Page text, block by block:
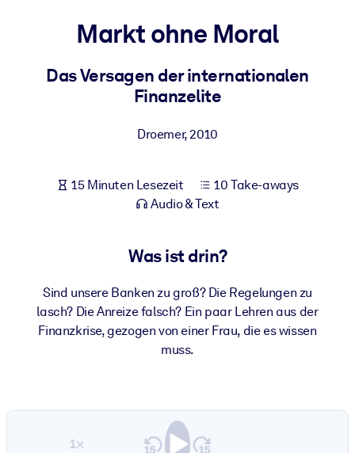
Bauen Sie eine gesunde und resiliente Belegschaft auf.
Integrieren Sie kompaktes, verifiziertes Wissen in Ihr LMS/LXP für
Für Unternehmensbibliotheken
Bereichern Sie Ihre Unternehmensbibliothek mit
Ihrer KI-Systeme zu optimieren.
Markt ohne Moral
Das Versagen der internationalen
Finanzelite
Droemer,2010
15 Minuten Lesezeit
10 Take-aways
Audio & Text
Was ist drin?
Sind unsere Banken zu groß? Die Regelungen zu
lasch? Die Anreize falsch? Ein paar Lehren aus der
Finanzkrise, gezogen von einer Frau, die es wissen
muss.
1×